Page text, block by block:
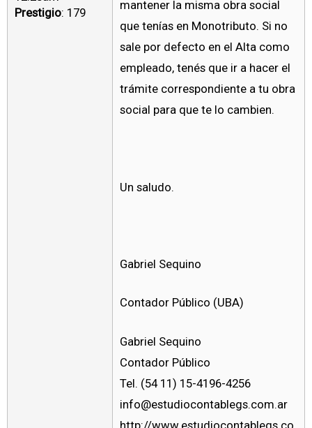
Prestigio: 179
mantener la misma obra social
que tenías en Monotributo. Si no
sale por defecto en el Alta como
empleado, tenés que ir a hacer el
trámite correspondiente a tu obra
social para que te lo cambien.
Un saludo.
Gabriel Sequino
Contador Público (UBA)
Gabriel Sequino
Contador Público
Tel. (54 11) 15-4196-4256
info@estudiocontablegs.com.ar
http://www.estudiocontablegs.co